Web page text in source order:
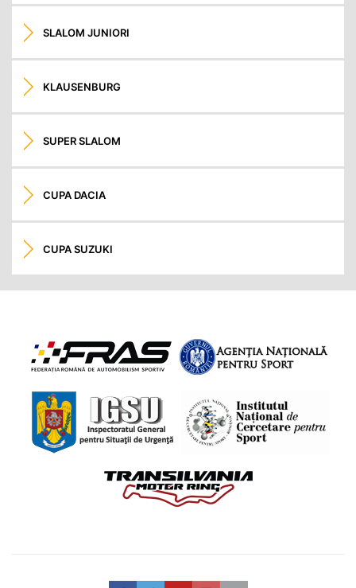
SLALOM JUNIORI
KLAUSENBURG
SUPER SLALOM
CUPA DACIA
CUPA SUZUKI